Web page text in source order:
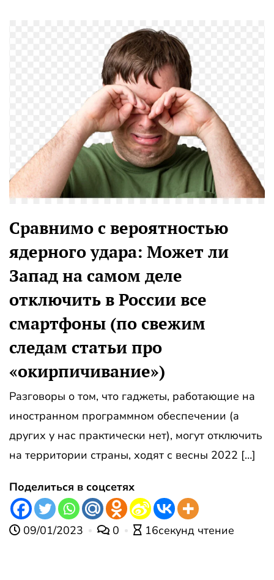
Сравнимо с вероятностью
ядерного удара: Может ли
Запад на самом деле
отключить в России все
смартфоны (по свежим
следам статьи про
«окирпичивание»)
Разговоры о том, что гаджеты, работающие на
иностранном программном обеспечении (а
других у нас практически нет), могут отключить
на территории страны, ходят с весны 2022 […]
Поделиться в соцсетях
09/01/2023 0 16секунд чтение